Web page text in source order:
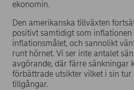
ekonomin.
Den amerikanska tillväxten
positivt samtidigt som
inflationsmålet, och sannolikt
runt hörnet. Vi ser inte antalet
avgörande, där färre sänkningar
förbättrade utsikter vilket i sin
tillgångar.